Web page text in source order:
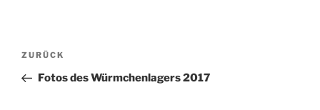
Beitragsnavigation
Vorheriger
Beitrag
ZURÜCK
Fotos des Würmchenlagers 2017